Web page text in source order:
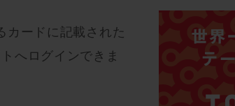
カードに記載された
へログインできま